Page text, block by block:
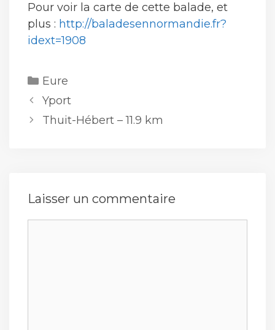
Pour voir la carte de cette balade, et
plus : http://baladesennormandie.fr?
idext=1908
Catégories
Eure
Yport
Thuit-Hébert – 11.9 km
Laisser un commentaire